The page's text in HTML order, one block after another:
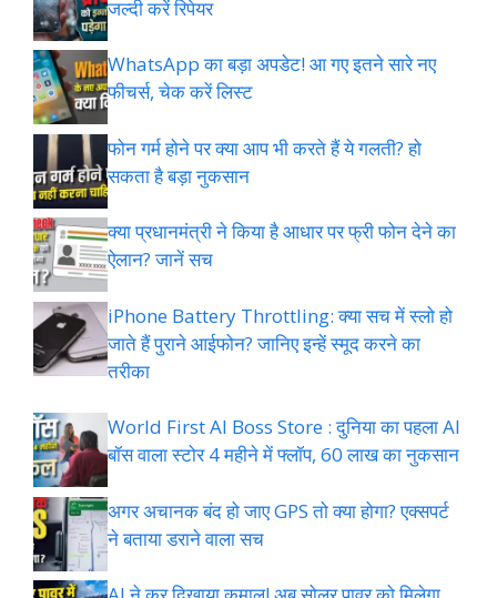
जल्दी करें रिपेयर
WhatsApp का बड़ा अपडेट! आ गए इतने सारे नए
फीचर्स, चेक करें लिस्ट
फोन गर्म होने पर क्या आप भी करते हैं ये गलती? हो
सकता है बड़ा नुकसान
क्या प्रधानमंत्री ने किया है आधार पर फ्री फोन देने का
ऐलान? जानें सच
iPhone Battery Throttling: क्या सच में स्लो हो
जाते हैं पुराने आईफोन? जानिए इन्हें स्मूद करने का
तरीका
World First AI Boss Store : दुनिया का पहला AI
बॉस वाला स्टोर 4 महीने में फ्लॉप, 60 लाख का नुकसान
अगर अचानक बंद हो जाए GPS तो क्या होगा? एक्सपर्ट
ने बताया डराने वाला सच